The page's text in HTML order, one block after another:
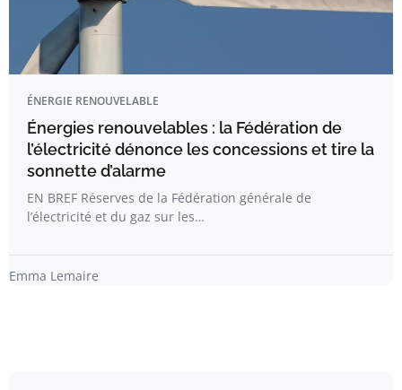
ÉNERGIE RENOUVELABLE
Énergies renouvelables : la Fédération de
l’électricité dénonce les concessions et tire la
sonnette d’alarme
EN BREF Réserves de la Fédération générale de
l’électricité et du gaz sur les…
Emma Lemaire